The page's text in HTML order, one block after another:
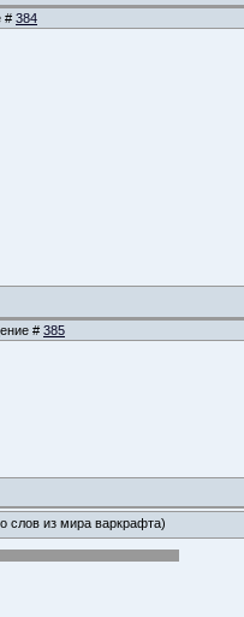
# 384
# 385
слов из мира варкрафта)